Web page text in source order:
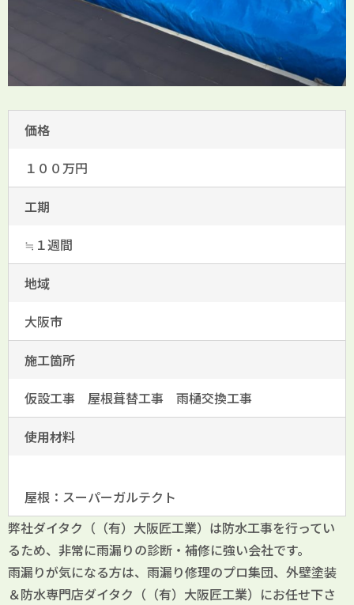
価格
１００万円
工期
≒１週間
地域
大阪市
施工箇所
仮設工事 屋根葺替工事 雨樋交換工事
使用材料
屋根：スーパーガルテクト
弊社ダイタク（（有）大阪匠工業）は防水工事を行ってい
るため、非常に雨漏りの診断・補修に強い会社です。
雨漏りが気になる方は、雨漏り修理のプロ集団、外壁塗装
＆防水専門店ダイタク（（有）大阪匠工業）にお任せ下さ